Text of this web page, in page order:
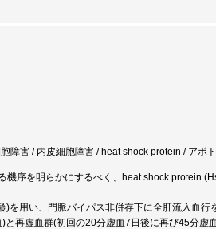
障害 / 内皮細胞障害 / heat shock protein / アポ
機序を明らかにするべく、heat shock protein
を用い、門脈バイパス非併存下に全肝流入血行
再虚血群(初回の20分虚血7日後に再び45分虚